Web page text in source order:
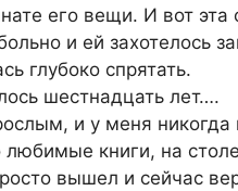
его вещи. И вот эта
и ей захотелось
глубоко спрятать.
шестнадцать лет….
и у меня никогда
любимые книги, на
вышел и сейчас